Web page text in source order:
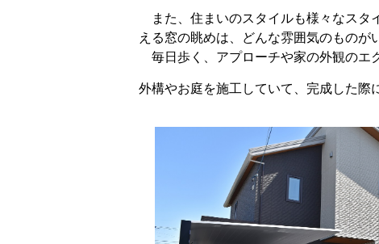
また、住まいのスタイルも様々なスタ
える窓の眺めは、どんな雰囲気のものが
毎日歩く、アプローチや家の外観のエ
外構やお庭を施工していて、完成した際